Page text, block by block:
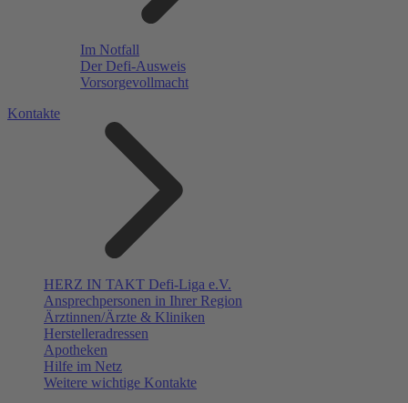
Im Notfall
Der Defi-Ausweis
Vorsorgevollmacht
Kontakte
HERZ IN TAKT Defi-Liga e.V.
Ansprechpersonen in Ihrer Region
Ärztinnen/Ärzte & Kliniken
Herstelleradressen
Apotheken
Hilfe im Netz
Weitere wichtige Kontakte